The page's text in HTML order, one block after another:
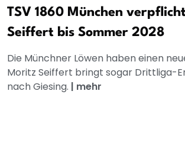
TSV 1860 München
Seiffert bis Sommer 2028
Die Münchner Löwen haben einen
Moritz Seiffert bringt sogar Drittliga-
nach Giesing. | mehr